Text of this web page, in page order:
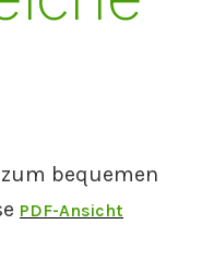
bequemen
PDF-Ansicht